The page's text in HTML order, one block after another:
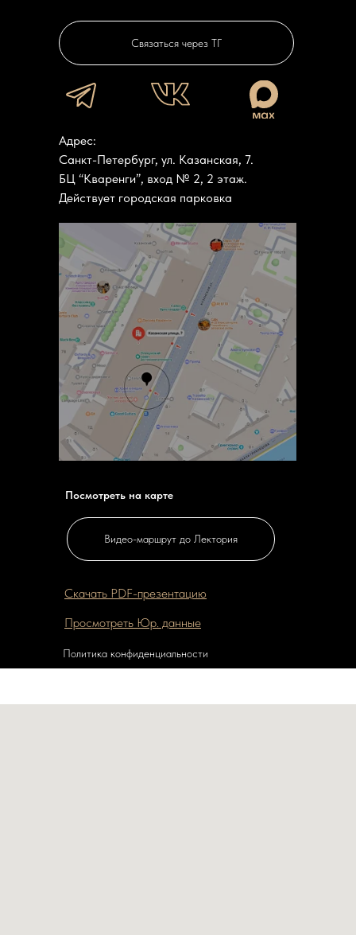
Скачать PDF-презентацию
Просмотреть Юр. данные
Политика конфиденциальности
Адрес:
Санкт-Петербург, ул. Казанская, 7.
БЦ “Кваренги”, вход № 2, 2 этаж.
Действует городская парковка
Посмотреть на карте
Связаться через ТГ
Видео-маршрут до Лектория